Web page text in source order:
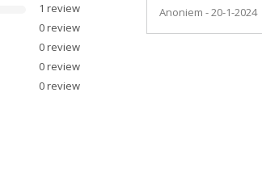
1 review
0review
0review
0review
0review
Anoniem - 20-1-2024